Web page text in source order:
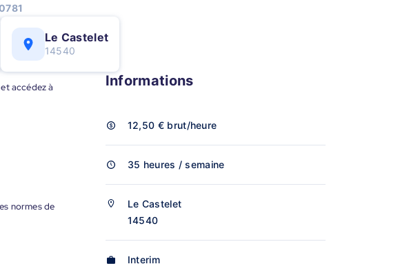
Le Castelet
14540
accédez à
normes de
Informations
12,50 € brut/heure
35 heures / semaine
Le Castelet
14540
Interim